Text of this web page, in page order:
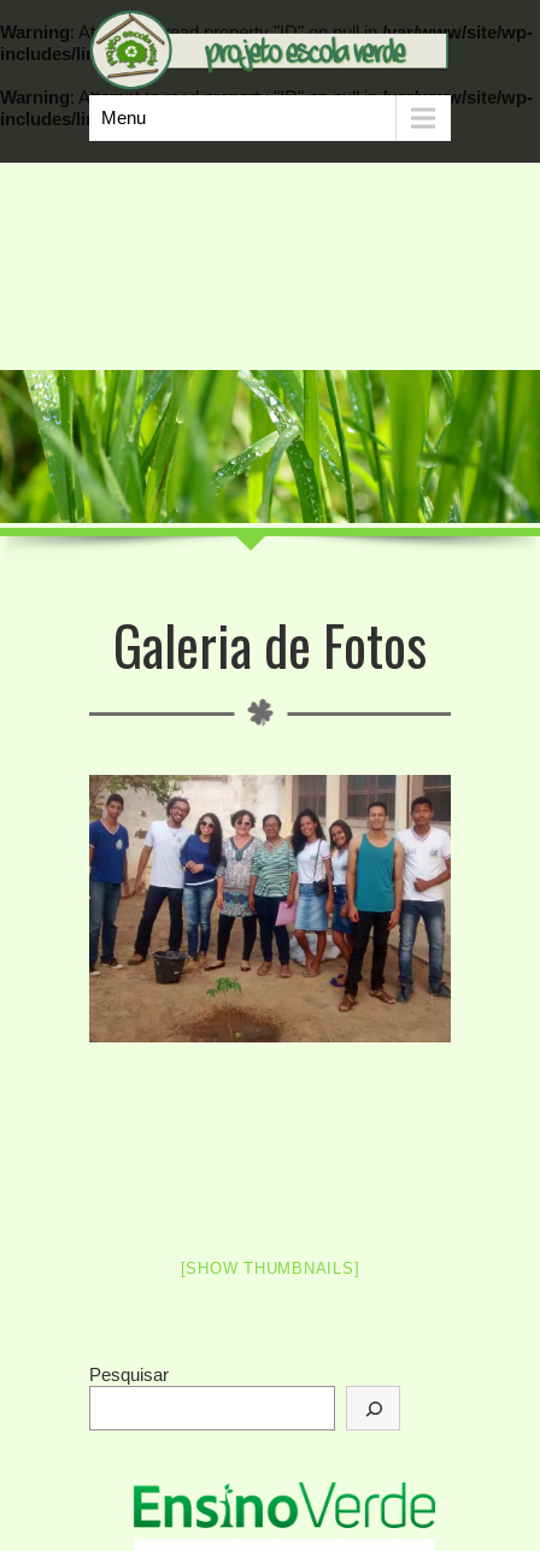
Warning: Attempt to read property "ID" on null in/var/www/site/wp-
includes/link-template.phpon line389
Warning: Attempt to read property "ID" on null in/var/www/site/wp-
includes/link-template.php
Menu
Galeria de Fotos
[SHOW THUMBNAILS]
Pesquisar